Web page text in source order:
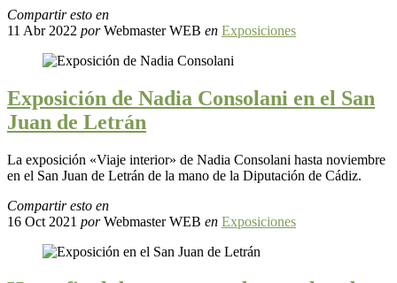
Compartir esto en
11 Abr 2022 porWebmaster WEB en Exposiciones
Exposición de Nadia Consolani en el San
Juan de Letrán
La exposición «Viaje interior» de Nadia Consolani hasta noviembre
en el San Juan de Letrán de la mano de la Diputación de Cádiz.
Compartir esto en
16 Oct 2021 porWebmaster WEB en Exposiciones